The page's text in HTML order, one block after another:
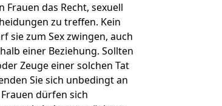
Frauen das Recht, sexuell
zu treffen. Kein
sie zum Sex zwingen, auch
einer Beziehung. Sollten
Zeuge einer solchen Tat
Sie sich unbedingt an
dürfen sich